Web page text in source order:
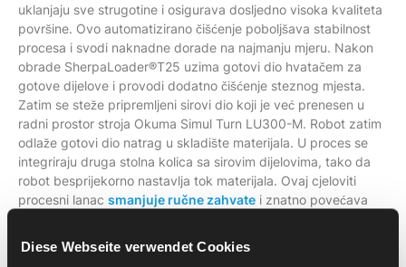
Diese Webseite verwendet Cookies
uklanjaju sve strugotine i osigurava dosljedno visoka kvaliteta
površine. Ovo automatizirano čišćenje poboljšava stabilnost
procesa i svodi naknadne dorade na najmanju mjeru. Nakon
obrade SherpaLoader®T25 uzima gotovi dio hvatačem za
gotove dijelove i provodi dodatno čišćenje steznog mjesta.
Zatim se steže pripremljeni sirovi dio koji je već prenesen u
radni prostor stroja Okuma Simul Turn LU300-M. Robot zatim
odlaže gotovi dio natrag u skladište materijala. U proces se
integriraju druga stolna kolica sa sirovim dijelovima, tako da
robot besprijekorno nastavlja tok materijala. Ovaj cjeloviti
procesni lanac smanjuje ručne zahvate i znatno povećava